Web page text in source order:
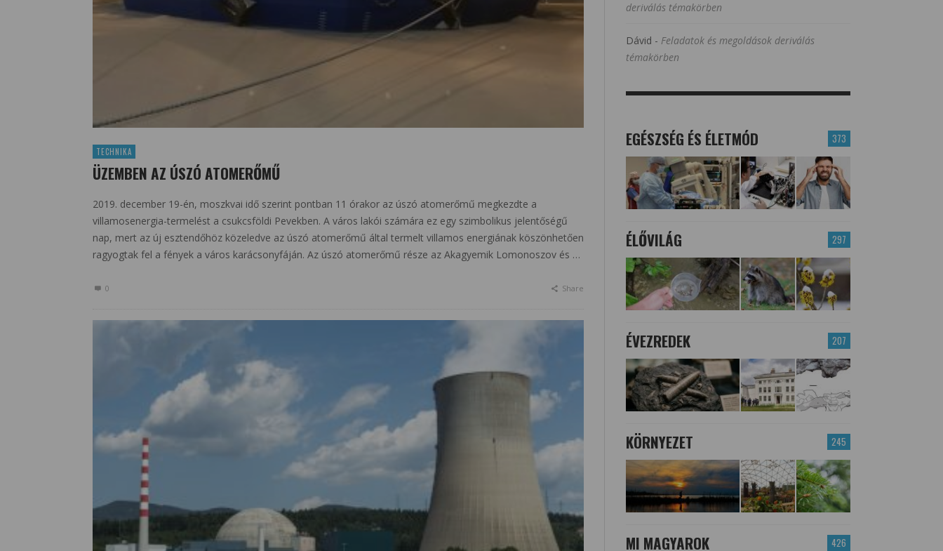
TECHNIKA
ÜZEMBEN AZ ÚSZÓ ATOMERŐMŰ
2019. december 19-én, moszkvai idő szerint pontban 11 órakor az úszó atomerőmű megkezdte a
villamosenergia-termelést a csukcsföldi Pevekben. A város lakói számára ez egy szimbolikus jelentőségű
nap, mert az új esztendőhöz közeledve az úszó atomerőmű által termelt villamos energiának köszönhetően
ragyogtak fel a fények a város karácsonyfáján. Az úszó atomerőmű része az Akagyemik Lomonoszov és …
0 Share
deriválás témakörben
Dávid - Feladatok és megoldások deriválás
témakörben
373
EGÉSZSÉG ÉS ÉLETMÓD
297
ÉLŐVILÁG
207
ÉVEZREDEK
245
KÖRNYEZET
426
MI MAGYAROK